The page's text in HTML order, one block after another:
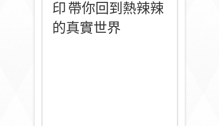
印 帶你回到熱辣辣
的真實世界